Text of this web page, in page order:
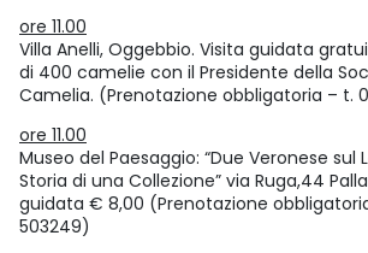
ore 11.00
Villa Anelli, Oggebbio. Visita guidata
di 400 camelie con il Presidente della
Camelia. (Prenotazione obbligatoria – t.
ore 11.00
Museo del Paesaggio: “Due Veronese sul
Storia di una Collezione” via Ruga,44
guidata € 8,00 (Prenotazione
503249)